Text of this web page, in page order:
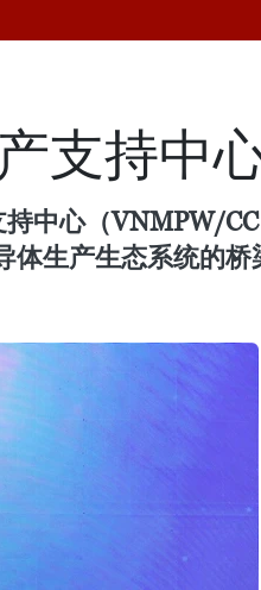
支持中
中心（VNMPW/
生产生态系统的桥